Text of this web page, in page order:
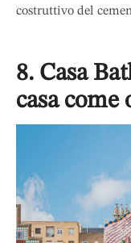
costruttivo del
8. Casa
casa